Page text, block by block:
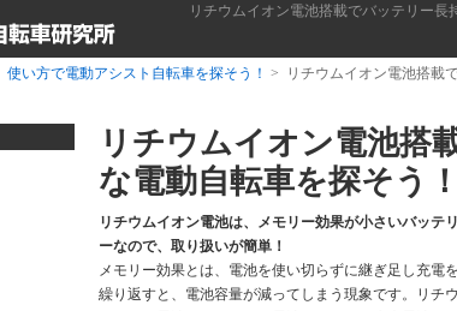
リチウムイオン電池搭載でバッテリー
使い方で電動アシスト自転車を探そう！ > リチウムイオン電池搭載
リチウムイオン電池搭
な電動自転車を探そう！
リチウムイオン電池は、メモリー効果が小さいバッテリ
ーなので、取り扱いが簡単！
メモリー効果とは、電池を使い切らずに継ぎ足し充電を
繰り返すと、電池容量が減ってしまう現象です。リチウ